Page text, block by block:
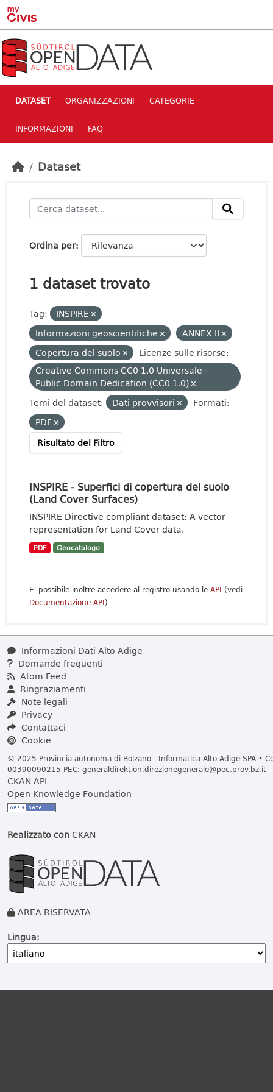
Skip to main content
DATASET ORGANIZZAZIONI CATEGORIE
INFORMAZIONI FAQ
Dataset
Ordina per
1 dataset trovato
Tag:
INSPIRE
Informazioni geoscientifiche
ANNEX II
Copertura del suolo
Licenze sulle risorse:
Creative Commons CC0 1.0 Universale -
Public Domain Dedication (CC0 1.0)
Temi del dataset:
Dati provvisori
Formati:
PDF
Risultato del Filtro
INSPIRE - Superfici di copertura del suolo
(Land Cover Surfaces)
INSPIRE Directive compliant dataset: A vector
representation for Land Cover data.
PDF Geocatalogo
E' possibile inoltre accedere al registro usando le API (vedi
Documentazione API).
Informazioni Dati Alto Adige
Domande frequenti
Atom Feed
Ringraziamenti
Note legali
Privacy
Contattaci
Cookie
© 2025 Provincia autonoma di Bolzano - Informatica Alto Adige SPA •
00390090215 PEC: generaldirektion.direzionegenerale@pec.prov.bz.it
CKAN API
Open Knowledge Foundation
Realizzato conCKAN
AREA RISERVATA
Lingua